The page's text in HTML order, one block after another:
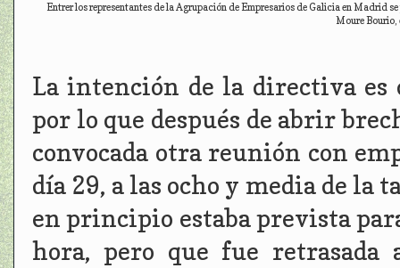
Entrer los representantes de la Agrupación de Empresarios de Galicia en Madrid
Moure Bourio,
La intención de la directiva
por lo que después de abrir
convocada otra reunión con
día 29, a las ocho y media de la
en principio estaba prevista
hora, pero que fue